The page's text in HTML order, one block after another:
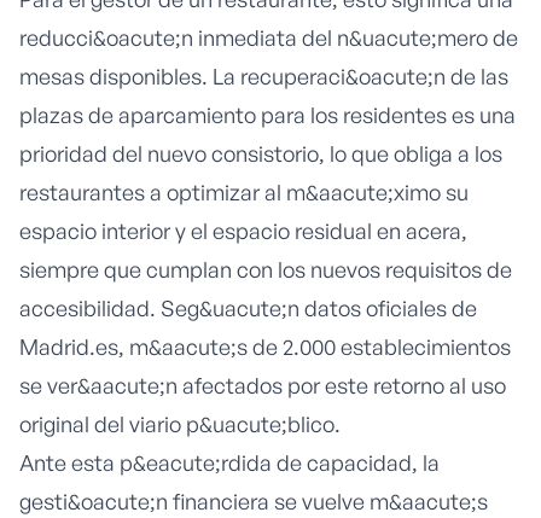
reducci&oacute;n inmediata del n&uacute;mero de
mesas disponibles. La recuperaci&oacute;n de las
plazas de aparcamiento para los residentes es una
prioridad del nuevo consistorio, lo que obliga a los
restaurantes a optimizar al m&aacute;ximo su
espacio interior y el espacio residual en acera,
siempre que cumplan con los nuevos requisitos de
accesibilidad. Seg&uacute;n datos oficiales de
Madrid.es, m&aacute;s de 2.000 establecimientos
se ver&aacute;n afectados por este retorno al uso
original del viario p&uacute;blico.
Ante esta p&eacute;rdida de capacidad, la
gesti&oacute;n financiera se vuelve m&aacute;s